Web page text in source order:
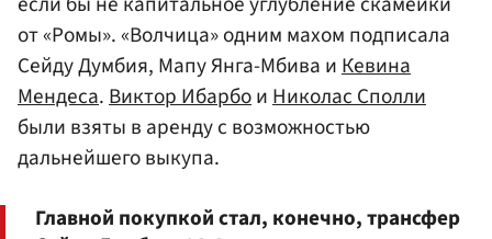
от «Ромы». «Волчица» одним махом подписала
Сейду Думбия, Мапу Янга-Мбива иКевина
Мендеса.Виктор ИбарбоиНиколас Сполли
были взяты в аренду с возможностью
дальнейшего выкупа.
Главной покупкой стал, конечно, трансфер